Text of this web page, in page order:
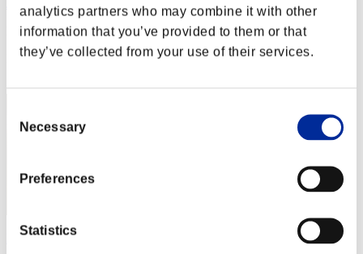
analytics partners who may combine it with other
information that you’ve provided to them or that
they’ve collected from your use of their services.
Selection
Necessary
Preferences
Statistics
JAC-PULIDO
Puntos:Lv:1/02'18"20
Posición
RaDa